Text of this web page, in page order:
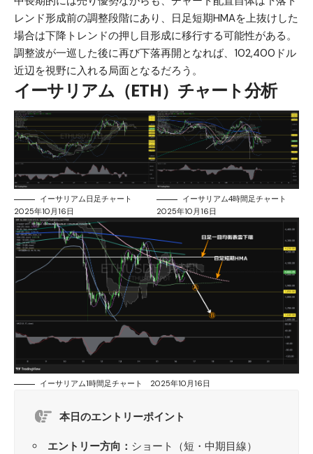
レンド形成前の調整段階にあり、日足短期HMAを上抜けした
場合は下降トレンドの押し目形成に移行する可能性がある。
調整波が一巡した後に再び下落再開となれば、102,400ドル
近辺を視野に入れる局面となるだろう。
イーサリアム（ETH）チャート分析
イーサリアム日足チャート
2025年10月16日
イーサリアム4時間足チャート
2025年10月16日
イーサリアム1時間足チャート 2025年10月16日
本日のエントリーポイント
エントリー方向： ショート（短・中期目線）